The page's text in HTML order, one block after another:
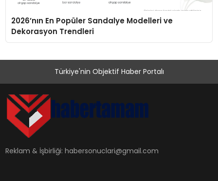
2026’nın En Popüler Sandalye Modelleri ve
Dekorasyon Trendleri
Türkiye'nin Objektif Haber Portalı
Reklam & İşbirliği:habersonuclari@gmail.com